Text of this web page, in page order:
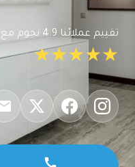
تقييم عملائنا 4.9 نجوم مع Google
★★★★★